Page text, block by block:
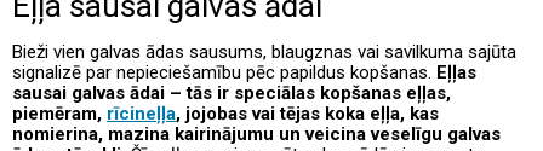
Bieži vien galvas ādas sausums, blaugznas vai savilkuma sajūta
signalizē par nepieciešamību pēc papildus kopšanas. Eļļas
sausai galvas ādai – tās ir speciālas kopšanas eļļas,
piemēram, rīcineļļa, jojobas vai tējas koka eļļa, kas
nomierina, mazina kairinājumu un veicina veselīgu galvas